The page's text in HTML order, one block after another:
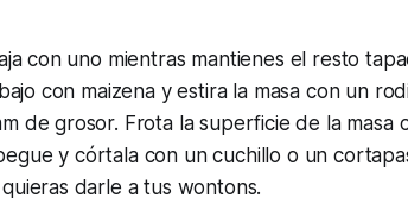
con uno mientras mantienes el resto
con maizena y estira la masa con un
de grosor. Frota la superficie de la masa
y córtala con un cuchillo o un
darle a tus wontons.